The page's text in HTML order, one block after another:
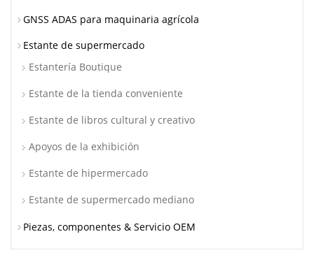
GNSS ADAS para maquinaria agrícola
Estante de supermercado
Estantería Boutique
Estante de la tienda conveniente
Estante de libros cultural y creativo
Apoyos de la exhibición
Estante de hipermercado
Estante de supermercado mediano
Piezas, componentes & Servicio OEM